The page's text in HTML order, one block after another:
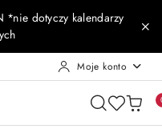
dotyczy kalendarzy
Moje konto